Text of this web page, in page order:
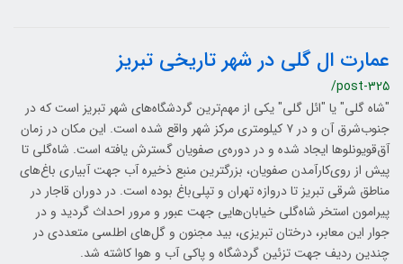
عمارت ال گلی در شهر تاریخی تبریز
/post-325
"شاه گلی" یا "ائل گلی" یکی از مهم‌ترین گردشگاه‌های شهر تبریز است که در
جنوب‌شرق آن و در ۷ کیلومتری مرکز شهر واقع شده ‌است. این مکان در زمان
آق‌قویونلوها ایجاد شده و در دوره‌ی صفویان گسترش یافته ‌است. شاه‌گلی تا
پیش از روی‌کارآمدن صفویان، بزرگترین منبع ذخیره آب جهت آبیاری باغ‌های
مناطق شرقی تبریز تا دروازه تهران و تپلی‌باغ بوده ‌است. در دوران قاجار در
پیرامون استخر شاه‌گلی خیابان‌هایی جهت عبور و مرور احداث گردید و در
جوار این معابر، درختان تبریزی، بید مجنون و گل‌های اطلسی متعددی در
چندین ردیف جهت تزئین گردشگاه و پاکی آب و هوا کاشته شد.